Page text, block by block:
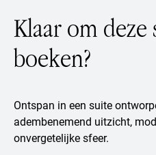
Klaar om deze
boeken?
Ontspan in een suite
adembenemend uitzicht,
onvergetelijke sfeer.